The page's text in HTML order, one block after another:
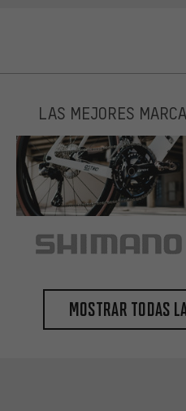
LAS MEJORES
Mostrar todas